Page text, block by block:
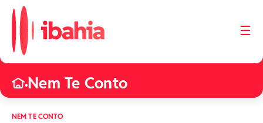
☰
•Nem Te Conto
NEM TE CONTO